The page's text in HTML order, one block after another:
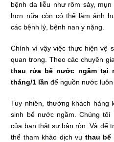
bệnh da liễu như rôm sảy,
hơn nữa còn có thể làm ảnh
các bệnh lý, bệnh nan y nặng.
Chính vì vậy việc thực hiện vệ
quan trong. Theo các chuyên
thau rửa bể nước ngầm tại
tháng/1 lầnđể nguồn nước
Tuy nhiên, thường khách
sinh bể nước ngầm. Chúng tôi
của bạn thật sự bận rộn. Và để
thể tham khảo dịch vụ thau bể